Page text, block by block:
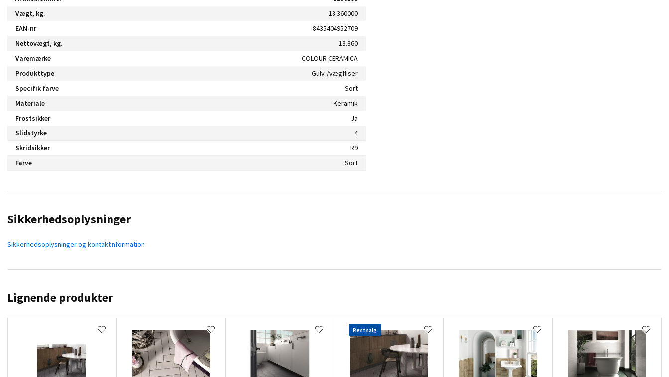
Vægt, kg.
13.360000
EAN-nr
8435404952709
Nettovægt, kg.
13.360
Varemærke
COLOUR CERAMICA
Produkttype
Gulv-/vægfliser
Specifik farve
Sort
Materiale
Keramik
Frostsikker
Ja
Slidstyrke
4
Skridsikker
R9
Farve
Sort
Sikkerhedsoplysninger
Sikkerhedsoplysninger og kontaktinformation
Lignende produkter
Restsalg